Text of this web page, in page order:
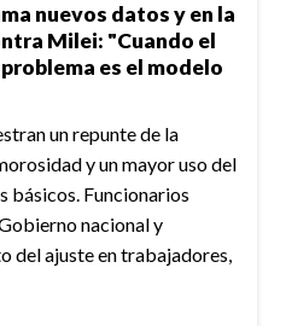
nuevos datos y en la
Milei: "Cuando el
es el modelo
un repunte de la
y un mayor uso del
básicos. Funcionarios
nacional y
del ajuste en trabajadores,